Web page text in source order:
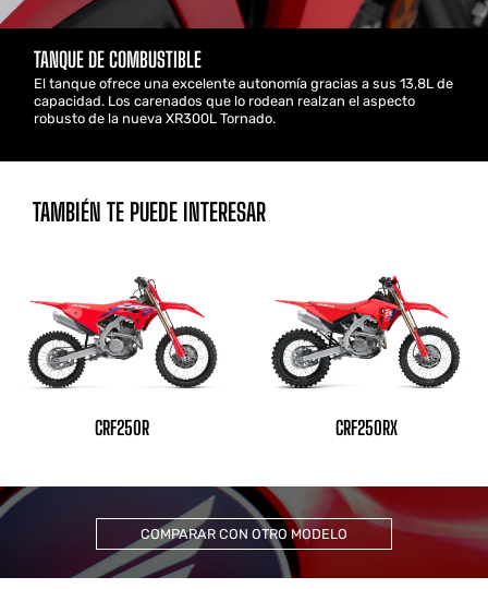
TANQUE DE COMBUSTIBLE
El tanque ofrece una excelente autonomía gracias a sus 13,8L de
capacidad. Los carenados que lo rodean realzan el aspecto
robusto de la nueva XR300L Tornado.
TAMBIÉN TE PUEDE INTERESAR
CRF250R CRF250RX
COMPARAR CON OTRO MODELO